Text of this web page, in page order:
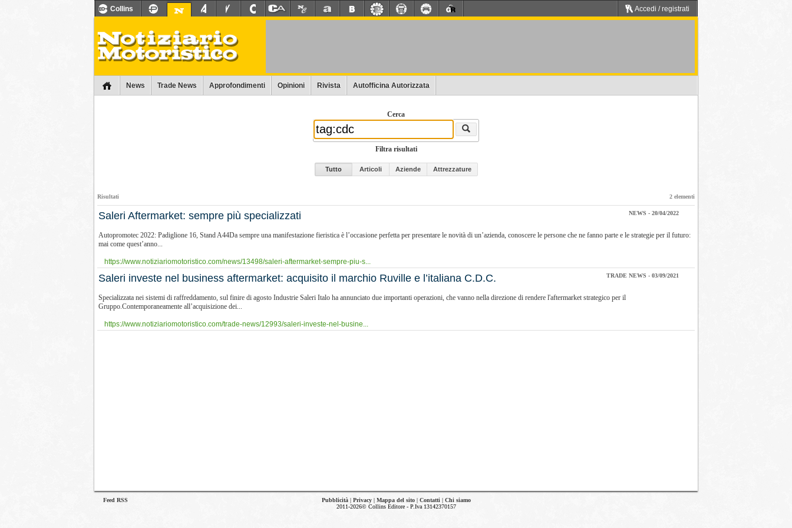
Collins Accedi / registrati
News Trade News Approfondimenti Opinioni Rivista Autofficina Autorizzata
Cerca
Filtra risultati
Tutto Articoli Aziende Attrezzature
Risultati 2 elementi
​Saleri Aftermarket: sempre più specializzati NEWS - 20/04/2022
Autopromotec 2022: Padiglione 16, Stand A44Da sempre una manifestazione fieristica è l’occasione perfetta per presentare le novità di un’azienda, conoscere le persone che ne fanno parte e le strategie per il futuro:
mai come quest’anno...
https://www.notiziariomotoristico.com/news/13498/saleri-aftermarket-sempre-piu-s...
Saleri investe nel business aftermarket: acquisito il marchio Ruville e l’italiana C.D.C. TRADE NEWS - 03/09/2021
Specializzata nei sistemi di raffreddamento, sul finire di agosto Industrie Saleri Italo ha annunciato due importanti operazioni, che vanno nella direzione di rendere l'aftermarket strategico per il
Gruppo.Contemporaneamente all’acquisizione dei...
https://www.notiziariomotoristico.com/trade-news/12993/saleri-investe-nel-busine...
Feed RSS Pubblicità| Privacy| Mappa del sito| Contatti| Chi siamo
2011-2026© Collins Editore - P.Iva 13142370157